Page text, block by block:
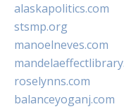
alaskapolitics.com
stsmp.org
manoelneves.com
roselynns.com
balanceyoganj.com